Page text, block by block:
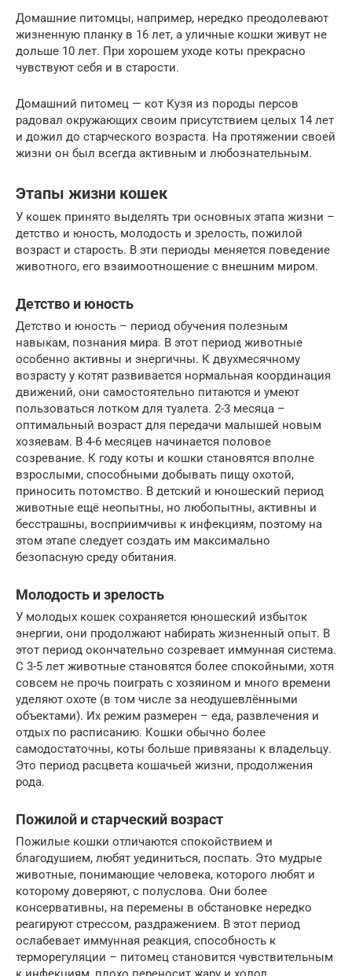
Домашние питомцы, например, нередко преодолевают
жизненную планку в 16 лет, а уличные кошки живут не
дольше 10 лет. При хорошем уходе коты прекрасно
чувствуют себя и в старости.
Домашний питомец — кот Кузя из породы персов
радовал окружающих своим присутствием целых 14 лет
и дожил до старческого возраста. На протяжении своей
жизни он был всегда активным и любознательным.
Этапы жизни кошек
У кошек принято выделять три основных этапа жизни –
детство и юность, молодость и зрелость, пожилой
возраст и старость. В эти периоды меняется поведение
животного, его взаимоотношение с внешним миром.
Детство и юность
Детство и юность – период обучения полезным
навыкам, познания мира. В этот период животные
особенно активны и энергичны. К двухмесячному
возрасту у котят развивается нормальная координация
движений, они самостоятельно питаются и умеют
пользоваться лотком для туалета. 2-3 месяца –
оптимальный возраст для передачи малышей новым
хозяевам. В 4-6 месяцев начинается половое
созревание. К году коты и кошки становятся вполне
взрослыми, способными добывать пищу охотой,
приносить потомство. В детский и юношеский период
животные ещё неопытны, но любопытны, активны и
бесстрашны, восприимчивы к инфекциям, поэтому на
этом этапе следует создать им максимально
безопасную среду обитания.
Молодость и зрелость
У молодых кошек сохраняется юношеский избыток
энергии, они продолжают набирать жизненный опыт. В
этот период окончательно созревает иммунная система.
С 3-5 лет животные становятся более спокойными, хотя
совсем не прочь поиграть с хозяином и много времени
уделяют охоте (в том числе за неодушевлёнными
объектами). Их режим размерен – еда, развлечения и
отдых по расписанию. Кошки обычно более
самодостаточны, коты больше привязаны к владельцу.
Это период расцвета кошачьей жизни, продолжения
рода.
Пожилой и старческий возраст
Пожилые кошки отличаются спокойствием и
благодушием, любят уединиться, поспать. Это мудрые
животные, понимающие человека, которого любят и
которому доверяют, с полуслова. Они более
консервативны, на перемены в обстановке нередко
реагируют стрессом, раздражением. В этот период
ослабевает иммунная реакция, способность к
терморегуляции – питомец становится чувствительным